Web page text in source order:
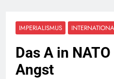
IMPERIALISMUS
Das A in
Angst